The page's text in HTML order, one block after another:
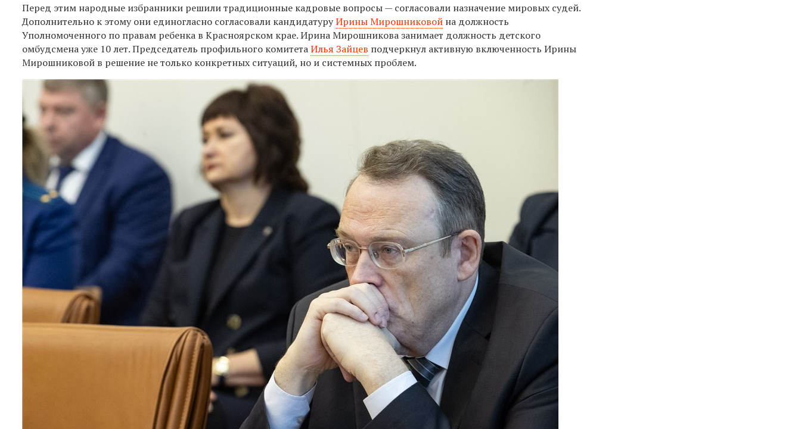
Перед этим народные избранники решили традиционные кадровые вопросы — согласовали назначение мировых судей.
Дополнительно к этому они единогласно согласовали кандидатуруИрины Мирошниковой на должность
Уполномоченного по правам ребенка в Красноярском крае. Ирина Мирошникова занимает должность детского
омбудсмена уже 10 лет. Председатель профильного комитетаИлья Зайцев подчеркнул активную включенность Ирины
Мирошниковой в решение не только конкретных ситуаций, но и системных проблем.